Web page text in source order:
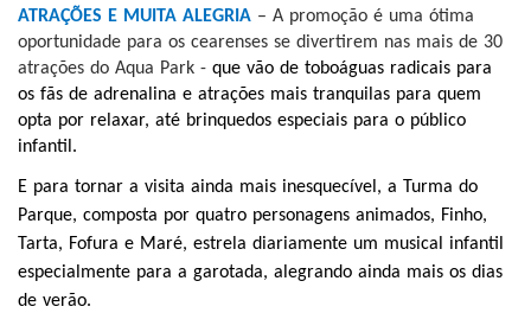
ATRAÇÕES E MUITA ALEGRIA – A promoção é uma ótima
oportunidade para os cearenses se divertirem nas mais de 30
atrações do Aqua Park - que vão de toboáguas radicais para
os fãs de adrenalina e atrações mais tranquilas para quem
opta por relaxar, até brinquedos especiais para o público
infantil.
E para tornar a visita ainda mais inesquecível, a Turma do
Parque, composta por quatro personagens animados, Finho,
Tarta, Fofura e Maré, estrela diariamente um musical infantil
especialmente para a garotada, alegrando ainda mais os dias
de verão.